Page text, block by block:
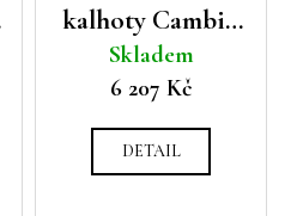
kalhoty Cambio
Addison
Skladem
6 207 Kč
DETAIL